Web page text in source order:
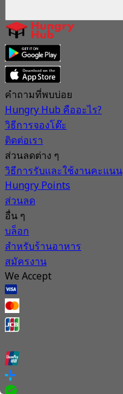
คำถามที่พบบ่อย
Hungry Hub คืออะไร?
วิธีการจองโต๊ะ
ติดต่อเรา
ส่วนลดต่าง ๆ
วิธีการรับและใช้งานคะแนน
Hungry Points
ส่วนลด
อื่น ๆ
บล็อก
สำหรับร้านอาหาร
สมัครงาน
We Accept